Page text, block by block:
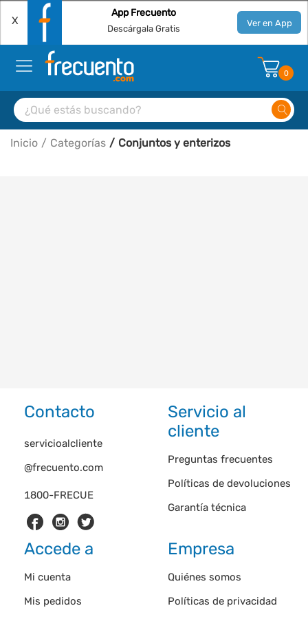
X
App Frecuento
Descárgala Gratis Ver en App
0
Inicio Categorías Conjuntos y enterizos
Contacto
1800-FRECUE
servicioalcliente
@frecuento.com
Servicio al
cliente
Preguntas frecuentes
Políticas de devoluciones
Garantía técnica
Accede a
Mi cuenta
Mis pedidos
Empresa
Quiénes somos
Políticas de privacidad